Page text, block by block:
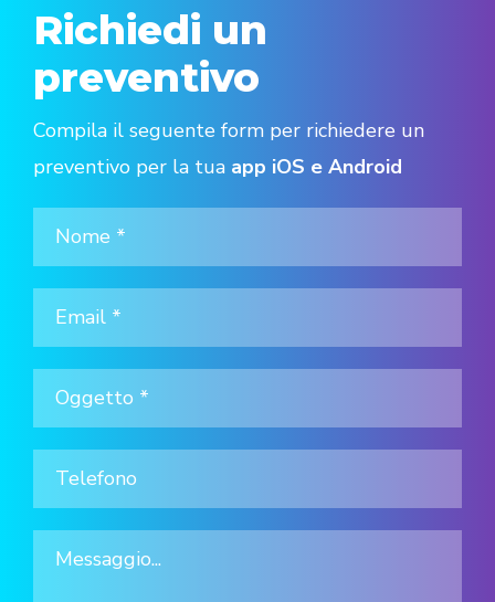
Richiedi un
preventivo
Compila il seguente form per richiedere un
preventivo per la tua app iOS e Android